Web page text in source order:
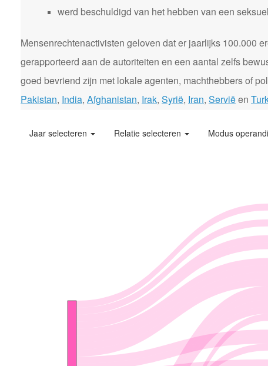
werd beschuldigd van het hebben van een
Mensenrechtenactivisten geloven dat er jaarlijks 100.000
gerapporteerd aan de autoriteiten en een aantal zelfs
goed bevriend zijn met lokale agenten, machthebbers of
Pakistan, India, Afghanistan, Irak, Syrië, Iran, Serviëen